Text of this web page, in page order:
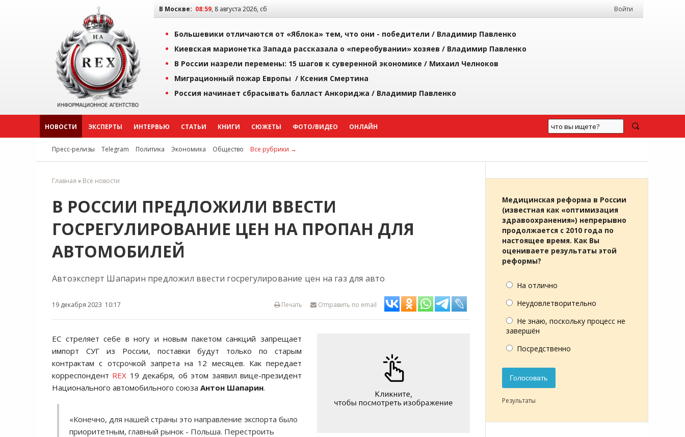
В Москве: 08:59, 8 августа 2026, сб Войти
Большевики отличаются от «Яблока» тем, что они - победители / Владимир Павленко
Киевская марионетка Запада рассказала о «переобувании» хозяев / Владимир Павленко
В России назрели перемены: 15 шагов к суверенной экономике / Михаил Челноков
Миграционный пожар Европы / Ксения Смертина
Россия начинает сбрасывать балласт Анкориджа / Владимир Павленко
НОВОСТИ ЭКСПЕРТЫ ИНТЕРВЬЮ СТАТЬИ КНИГИ СЮЖЕТЫ ФОТО/ВИДЕО ОНЛАЙН
Пресс-релизы Telegram Политика Экономика Общество Все рубрики →
Главная » Все новости
В РОССИИ ПРЕДЛОЖИЛИ ВВЕСТИ
ГОСРЕГУЛИРОВАНИЕ ЦЕН НА ПРОПАН ДЛЯ
АВТОМОБИЛЕЙ
Автоэксперт Шапарин предложил ввести госрегулирование цен на газ для авто
19 декабря 2023 10:17 Отправить по email
Печать
ЕС стреляет себе в ногу и новым пакетом санкций запрещает
импорт СУГ из России, поставки будут только по старым
контрактам с отсрочкой запрета на 12 месяцев. Как передает
корреспондент REX 19 декабря, об этом заявил вице-президент
Национального автомобильного союза Антон Шапарин.
«Конечно, для нашей страны это направление экспорта было
приоритетным, главный рынок - Польша. Перестроить
Медицинская реформа в России
(известная как «оптимизация
здравоохранения») непрерывно
продолжается с 2010 года по
настоящее время. Как Вы
оцениваете результаты этой
реформы?
На отлично
Неудовлетворительно
Не знаю, поскольку процесс не
завершён
Посредственно
Голосовать
Результаты